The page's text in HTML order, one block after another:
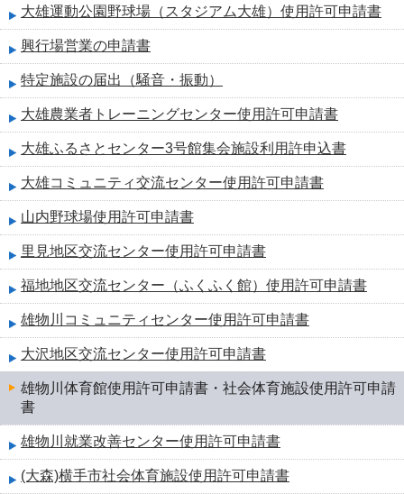
大雄運動公園野球場（スタジアム大雄）使用許可申請書
興行場営業の申請書
特定施設の届出（騒音・振動）
大雄農業者トレーニングセンター使用許可申請書
大雄ふるさとセンター3号館集会施設利用許申込書
大雄コミュニティ交流センター使用許可申請書
山内野球場使用許可申請書
里見地区交流センター使用許可申請書
福地地区交流センター（ふくふく館）使用許可申請書
雄物川コミュニティセンター使用許可申請書
大沢地区交流センター使用許可申請書
雄物川体育館使用許可申請書・社会体育施設使用許可申請
書
雄物川就業改善センター使用許可申請書
(大森)横手市社会体育施設使用許可申請書